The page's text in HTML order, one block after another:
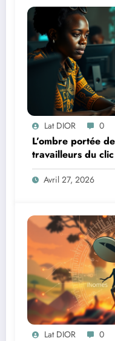
Lat DIOR 0
L’ombre portée
travailleurs du
révolution
Avril 27, 2026
Lat DIOR 0